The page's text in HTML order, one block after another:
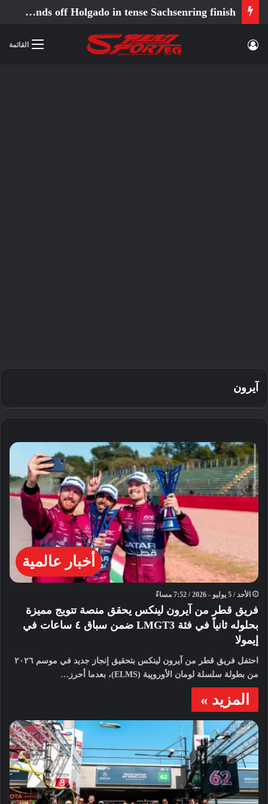
Ortola fends off Holgado in tense Sachsenring finish
القائمة
آيرون
أخبار عالمية
الأحد / 5 يوليو - 2026 / 7:52 مساءً
فريق قطر من آيرون لينكس يحقق منصة تتويج مميزة
بحلوله ثانياً في فئة LMGT3 ضمن سباق ٤ ساعات في
إيمولا
احتفل فريق قطر من آيرون لينكس بتحقيق إنجاز جديد في موسم ٢٠٢٦
من بطولة سلسلة لومان الأوروپية (ELMS)، بعدما أحرز…
المزيد »